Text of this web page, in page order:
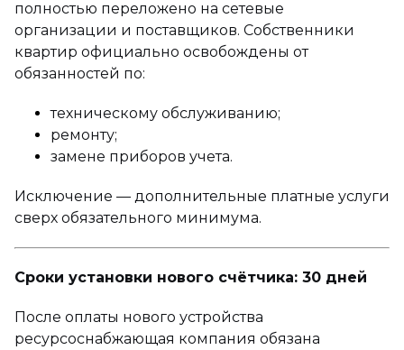
полностью переложено на сетевые
организации и поставщиков. Собственники
квартир официально освобождены от
обязанностей по:
техническому обслуживанию;
ремонту;
замене приборов учета.
Исключение — дополнительные платные услуги
сверх обязательного минимума.
Сроки установки нового счётчика: 30 дней
После оплаты нового устройства
ресурсоснабжающая компания обязана